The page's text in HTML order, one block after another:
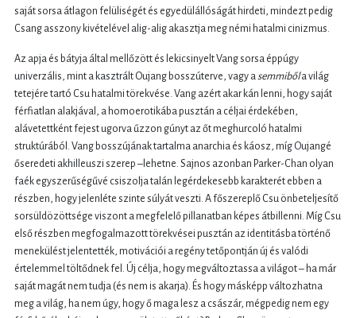
saját sorsa átlagon felüliségét és egyedülállóságát hirdeti, mindezt pedig
Csang asszony kivételével alig-alig akasztja meg némi hatalmi cinizmus.
Az apja és bátyja által mellőzött és lekicsinyelt Vang sorsa éppúgy
univerzális, mint a kasztrált Oujang bosszúterve, vagy a semmibőla világ
tetejére tartó Csu hatalmi törekvése. Vang azért akar kán lenni, hogy saját
férfiatlan alakjával, a homoerotikába pusztán a céljai érdekében,
alávetettként fejest ugorva űzzon gúnyt az őt meghurcoló hatalmi
struktúrából. Vang bosszújának tartalma anarchia és káosz, míg Oujangé
őseredeti akhilleuszi szerep –lehetne. Sajnos azonban Parker-Chan olyan
faék egyszerűségűvé csiszolja talán legérdekesebb karakterét ebben a
részben, hogy jelenléte szinte súlyát veszti. A főszereplő Csu önbeteljesítő
sorsüldözöttsége viszont a megfelelő pillanatban képes átbillenni. Míg Csu
első részben megfogalmazott törekvései pusztán az identitásba történő
menekülést jelentették, motivációi a regény tetőpontján új és valódi
értelemmel töltődnek fel. Új célja, hogy megváltoztassa a világot – ha már
saját magát nem tudja (és nem is akarja). És hogy másképp változhatna
meg a világ, ha nem úgy, hogy ő maga lesz a császár, mégpedig nem egy